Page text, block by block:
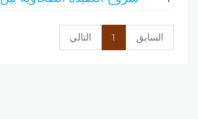
السابق 1 التالي